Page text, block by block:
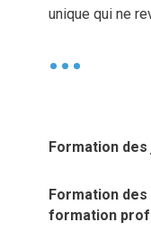
unique qui ne
•
Formation des
Formation
formation